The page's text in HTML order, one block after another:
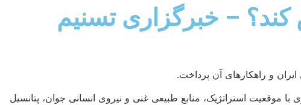
کند؟ – خبرگزاری تسنیم
و راهکارهای آن پرداخت.
استراتژیک، منابع طبیعی غنی و نیروی انسانی جوان، پتانسیل